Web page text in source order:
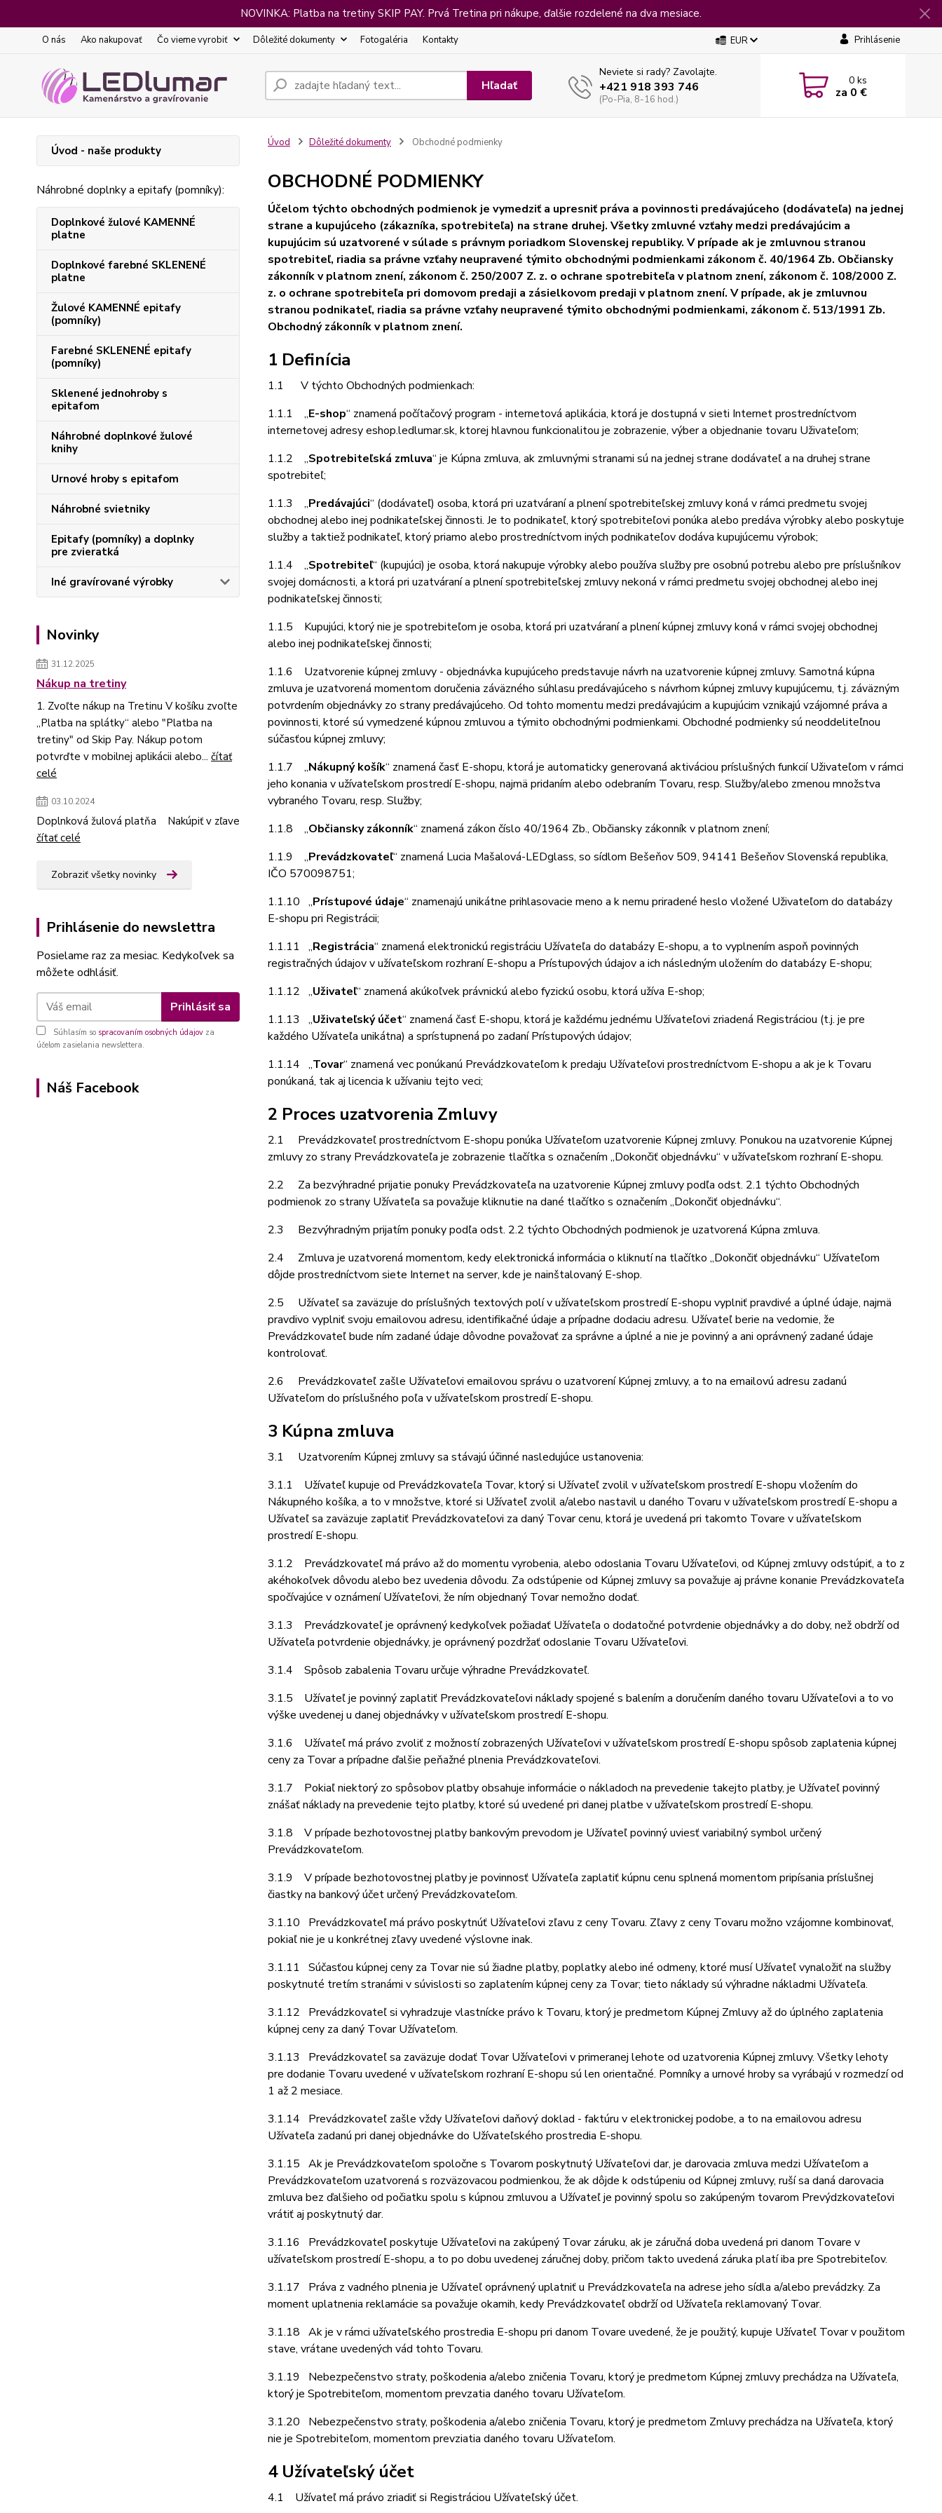
NOVINKA: Platba na tretiny SKIP PAY. Prvá Tretina pri nákupe, ďalšie rozdelené na dva mesiace.
O nás Ako nakupovať Čo vieme vyrobiť Dôležité dokumenty Fotogaléria Kontakty EUR Prihlásenie
Hľadať
Neviete si rady? Zavolajte.
+421 918 393 746
(Po-Pia, 8-16 hod.)
0ks
za 0 €
Úvod - naše produkty
Náhrobné doplnky a epitafy (pomníky):
Doplnkové žulové KAMENNÉ
platne
Doplnkové farebné SKLENENÉ
platne
Žulové KAMENNÉ epitafy
(pomníky)
Farebné SKLENENÉ epitafy
(pomníky)
Sklenené jednohroby s
epitafom
Náhrobné doplnkové žulové
knihy
Urnové hroby s epitafom
Náhrobné svietniky
Epitafy (pomníky) a doplnky
pre zvieratká
Iné gravírované výrobky
Novinky
31.12.2025
Nákup na tretiny
1. Zvoľte nákup na Tretinu V košíku zvoľte
„Platba na splátky“ alebo "Platba na
tretiny" od Skip Pay. Nákup potom
potvrďte v mobilnej aplikácii alebo... čítať
celé
03.10.2024
Doplnková žulová platňa Nakúpiť v zľave
čítať celé
Zobraziť všetky novinky
Prihlásenie do newslettra
Posielame raz za mesiac. Kedykoľvek sa
môžete odhlásiť.
Prihlásiť sa
Súhlasím so spracovaním osobných údajov za
účelom zasielania newslettera.
Náš Facebook
Úvod Dôležité dokumenty Obchodné podmienky
OBCHODNÉ PODMIENKY
Účelom týchto obchodných podmienok je vymedziť a upresniť práva a povinnosti predávajúceho (dodávateľa) na jednej
strane a kupujúceho (zákazníka, spotrebiteľa) na strane druhej. Všetky zmluvné vzťahy medzi predávajúcim a
kupujúcim sú uzatvorené v súlade s právnym poriadkom Slovenskej republiky. V prípade ak je zmluvnou stranou
spotrebiteľ, riadia sa právne vzťahy neupravené týmito obchodnými podmienkami zákonom č. 40/1964 Zb. Občiansky
zákonník v platnom znení, zákonom č. 250/2007 Z. z. o ochrane spotrebiteľa v platnom znení, zákonom č. 108/2000 Z.
z. o ochrane spotrebiteľa pri domovom predaji a zásielkovom predaji v platnom znení. V prípade, ak je zmluvnou
stranou podnikateľ, riadia sa právne vzťahy neupravené týmito obchodnými podmienkami, zákonom č. 513/1991 Zb.
Obchodný zákonník v platnom znení.
1 Definícia
1.1 V týchto Obchodných podmienkach:
1.1.1 „E-shop“ znamená počítačový program - internetová aplikácia, ktorá je dostupná v sieti Internet prostredníctvom
internetovej adresy eshop.ledlumar.sk, ktorej hlavnou funkcionalitou je zobrazenie, výber a objednanie tovaru Uživateľom;
1.1.2 „Spotrebiteľská zmluva“ je Kúpna zmluva, ak zmluvnými stranami sú na jednej strane dodávateľ a na druhej strane
spotrebiteľ;
1.1.3 „Predávajúci“ (dodávateľ) osoba, ktorá pri uzatváraní a plnení spotrebiteľskej zmluvy koná v rámci predmetu svojej
obchodnej alebo inej podnikateľskej činnosti. Je to podnikateľ, ktorý spotrebiteľovi ponúka alebo predáva výrobky alebo poskytuje
služby a taktiež podnikateľ, ktorý priamo alebo prostredníctvom iných podnikateľov dodáva kupujúcemu výrobok;
1.1.4 „Spotrebiteľ“ (kupujúci) je osoba, ktorá nakupuje výrobky alebo používa služby pre osobnú potrebu alebo pre príslušníkov
svojej domácnosti, a ktorá pri uzatváraní a plnení spotrebiteľskej zmluvy nekoná v rámci predmetu svojej obchodnej alebo inej
podnikateľskej činnosti;
1.1.5 Kupujúci, ktorý nie je spotrebiteľom je osoba, ktorá pri uzatváraní a plnení kúpnej zmluvy koná v rámci svojej obchodnej
alebo inej podnikateľskej činnosti;
1.1.6 Uzatvorenie kúpnej zmluvy - objednávka kupujúceho predstavuje návrh na uzatvorenie kúpnej zmluvy. Samotná kúpna
zmluva je uzatvorená momentom doručenia záväzného súhlasu predávajúceho s návrhom kúpnej zmluvy kupujúcemu, t.j. záväzným
potvrdením objednávky zo strany predávajúceho. Od tohto momentu medzi predávajúcim a kupujúcim vznikajú vzájomné práva a
povinnosti, ktoré sú vymedzené kúpnou zmluvou a týmito obchodnými podmienkami. Obchodné podmienky sú neoddeliteľnou
súčasťou kúpnej zmluvy;
1.1.7 „Nákupný košík“ znamená časť E-shopu, ktorá je automaticky generovaná aktiváciou príslušných funkcií Uživateľom v rámci
jeho konania v užívateľskom prostredí E-shopu, najmä pridaním alebo odebraním Tovaru, resp. Služby/alebo zmenou množstva
vybraného Tovaru, resp. Služby;
1.1.8 „Občiansky zákonník“ znamená zákon číslo 40/1964 Zb., Občiansky zákonník v platnom znení;
1.1.9 „Prevádzkovateľ“ znamená Lucia Mašalová-LEDglass, so sídlom Bešeňov 509, 94141 Bešeňov Slovenská republika,
IČO 570098751;
1.1.10 „Prístupové údaje“ znamenajú unikátne prihlasovacie meno a k nemu priradené heslo vložené Uživateľom do databázy
E-shopu pri Registrácii;
1.1.11 „Registrácia“ znamená elektronickú registráciu Užívateľa do databázy E-shopu, a to vyplnením aspoň povinných
registračných údajov v užívateľskom rozhraní E-shopu a Prístupových údajov a ich následným uložením do databázy E-shopu;
1.1.12 „Uživateľ“ znamená akúkoľvek právnickú alebo fyzickú osobu, ktorá užíva E-shop;
1.1.13 „Uživateľský účet“ znamená časť E-shopu, ktorá je každému jednému Užívateľovi zriadená Registráciou (t.j. je pre
každého Užívateľa unikátna) a sprístupnená po zadaní Prístupových údajov;
1.1.14 „Tovar“ znamená vec ponúkanú Prevádzkovateľom k predaju Užívateľovi prostredníctvom E-shopu a ak je k Tovaru
ponúkaná, tak aj licencia k užívaniu tejto veci;
2 Proces uzatvorenia Zmluvy
2.1 Prevádzkovateľ prostredníctvom E-shopu ponúka Užívateľom uzatvorenie Kúpnej zmluvy. Ponukou na uzatvorenie Kúpnej
zmluvy zo strany Prevádzkovateľa je zobrazenie tlačítka s označením „Dokončiť objednávku“ v užívateľskom rozhraní E-shopu.
2.2 Za bezvýhradné prijatie ponuky Prevádzkovateľa na uzatvorenie Kúpnej zmluvy podľa odst. 2.1 týchto Obchodných
podmienok zo strany Užívateľa sa považuje kliknutie na dané tlačítko s označením „Dokončiť objednávku“.
2.3 Bezvýhradným prijatím ponuky podľa odst. 2.2 týchto Obchodných podmienok je uzatvorená Kúpna zmluva.
2.4 Zmluva je uzatvorená momentom, kedy elektronická informácia o kliknutí na tlačítko „Dokončiť objednávku“ Užívateľom
dôjde prostredníctvom siete Internet na server, kde je nainštalovaný E-shop.
2.5 Užívateľ sa zaväzuje do príslušných textových polí v užívateľskom prostredí E-shopu vyplniť pravdivé a úplné údaje, najmä
pravdivo vyplniť svoju emailovou adresu, identifikačné údaje a prípadne dodaciu adresu. Užívateľ berie na vedomie, že
Prevádzkovateľ bude ním zadané údaje dôvodne považovať za správne a úplné a nie je povinný a ani oprávnený zadané údaje
kontrolovať.
2.6 Prevádzkovateľ zašle Užívateľovi emailovou správu o uzatvorení Kúpnej zmluvy, a to na emailovú adresu zadanú
Užívateľom do príslušného poľa v užívateľskom prostredí E-shopu.
3 Kúpna zmluva
3.1 Uzatvorením Kúpnej zmluvy sa stávajú účinné nasledujúce ustanovenia:
3.1.1 Užívateľ kupuje od Prevádzkovateľa Tovar, ktorý si Užívateľ zvolil v užívateľskom prostredí E-shopu vložením do
Nákupného košíka, a to v množstve, ktoré si Užívateľ zvolil a/alebo nastavil u daného Tovaru v užívateľskom prostredí E-shopu a
Užívateľ sa zaväzuje zaplatiť Prevádzkovateľovi za daný Tovar cenu, ktorá je uvedená pri takomto Tovare v užívateľskom
prostredí E-shopu.
3.1.2 Prevádzkovateľ má právo až do momentu vyrobenia, alebo odoslania Tovaru Užívateľovi, od Kúpnej zmluvy odstúpiť, a to z
akéhokoľvek dôvodu alebo bez uvedenia dôvodu. Za odstúpenie od Kúpnej zmluvy sa považuje aj právne konanie Prevádzkovateľa
spočívajúce v oznámení Užívateľovi, že ním objednaný Tovar nemožno dodať.
3.1.3 Prevádzkovateľ je oprávnený kedykoľvek požiadať Užívateľa o dodatočné potvrdenie objednávky a do doby, než obdrží od
Užívateľa potvrdenie objednávky, je oprávnený pozdržať odoslanie Tovaru Užívateľovi.
3.1.4 Spôsob zabalenia Tovaru určuje výhradne Prevádzkovateľ.
3.1.5 Užívateľ je povinný zaplatiť Prevádzkovateľovi náklady spojené s balením a doručením daného tovaru Užívateľovi a to vo
výške uvedenej u danej objednávky v užívateľskom prostredí E-shopu.
3.1.6 Užívateľ má právo zvoliť z možností zobrazených Užívateľovi v užívateľskom prostredí E-shopu spôsob zaplatenia kúpnej
ceny za Tovar a prípadne ďalšie peňažné plnenia Prevádzkovateľovi.
3.1.7 Pokiaľ niektorý zo spôsobov platby obsahuje informácie o nákladoch na prevedenie takejto platby, je Užívateľ povinný
znášať náklady na prevedenie tejto platby, ktoré sú uvedené pri danej platbe v užívateľskom prostredí E-shopu.
3.1.8 V prípade bezhotovostnej platby bankovým prevodom je Užívateľ povinný uviesť variabilný symbol určený
Prevádzkovateľom.
3.1.9 V prípade bezhotovostnej platby je povinnosť Užívateľa zaplatiť kúpnu cenu splnená momentom pripísania príslušnej
čiastky na bankový účet určený Prevádzkovateľom.
3.1.10 Prevádzkovateľ má právo poskytnúť Užívateľovi zľavu z ceny Tovaru. Zľavy z ceny Tovaru možno vzájomne kombinovať,
pokiaľ nie je u konkrétnej zľavy uvedené výslovne inak.
3.1.11 Súčasťou kúpnej ceny za Tovar nie sú žiadne platby, poplatky alebo iné odmeny, ktoré musí Užívateľ vynaložiť na služby
poskytnuté tretím stranámi v súvislosti so zaplatením kúpnej ceny za Tovar; tieto náklady sú výhradne nákladmi Užívateľa.
3.1.12 Prevádzkovateľ si vyhradzuje vlastnícke právo k Tovaru, ktorý je predmetom Kúpnej Zmluvy až do úplného zaplatenia
kúpnej ceny za daný Tovar Užívateľom.
3.1.13 Prevádzkovateľ sa zaväzuje dodať Tovar Užívateľovi v primeranej lehote od uzatvorenia Kúpnej zmluvy. Všetky lehoty
pre dodanie Tovaru uvedené v užívateľskom rozhraní E-shopu sú len orientačné. Pomníky a urnové hroby sa vyrábajú v rozmedzí od
1 až 2 mesiace.
3.1.14 Prevádzkovateľ zašle vždy Užívateľovi daňový doklad - faktúru v elektronickej podobe, a to na emailovou adresu
Užívateľa zadanú pri danej objednávke do Užívateľského prostredia E-shopu.
3.1.15 Ak je Prevádzkovateľom spoločne s Tovarom poskytnutý Užívateľovi dar, je darovacia zmluva medzi Užívateľom a
Prevádzkovateľom uzatvorená s rozväzovacou podmienkou, že ak dôjde k odstúpeniu od Kúpnej zmluvy, ruší sa daná darovacia
zmluva bez ďalšieho od počiatku spolu s kúpnou zmluvou a Užívateľ je povinný spolu so zakúpeným tovarom Prevýdzkovateľovi
vrátiť aj poskytnutý dar.
3.1.16 Prevádzkovateľ poskytuje Užívateľovi na zakúpený Tovar záruku, ak je záručná doba uvedená pri danom Tovare v
užívateľskom prostredí E-shopu, a to po dobu uvedenej záručnej doby, pričom takto uvedená záruka platí iba pre Spotrebiteľov.
3.1.17 Práva z vadného plnenia je Užívateľ oprávnený uplatniť u Prevádzkovateľa na adrese jeho sídla a/alebo prevádzky. Za
moment uplatnenia reklamácie sa považuje okamih, kedy Prevádzkovateľ obdrží od Užívateľa reklamovaný Tovar.
3.1.18 Ak je v rámci užívateľského prostredia E-shopu pri danom Tovare uvedené, že je použitý, kupuje Užívateľ Tovar v použitom
stave, vrátane uvedených vád tohto Tovaru.
3.1.19 Nebezpečenstvo straty, poškodenia a/alebo zničenia Tovaru, ktorý je predmetom Kúpnej zmluvy prechádza na Užívateľa,
ktorý je Spotrebiteľom, momentom prevzatia daného tovaru Užívateľom.
3.1.20 Nebezpečenstvo straty, poškodenia a/alebo zničenia Tovaru, ktorý je predmetom Zmluvy prechádza na Užívateľa, ktorý
nie je Spotrebiteľom, momentom prevziatia daného tovaru Užívateľom.
4 Užívateľský účet
4.1 Užívateľ má právo zriadiť si Registráciou Užívateľský účet.